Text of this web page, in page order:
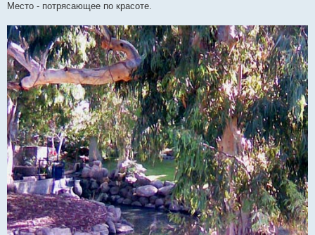
Место - потрясающее по красоте.